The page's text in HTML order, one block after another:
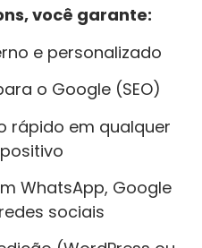
você garante:
e personalizado
o Google (SEO)
rápido em qualquer
WhatsApp, Google
sociais